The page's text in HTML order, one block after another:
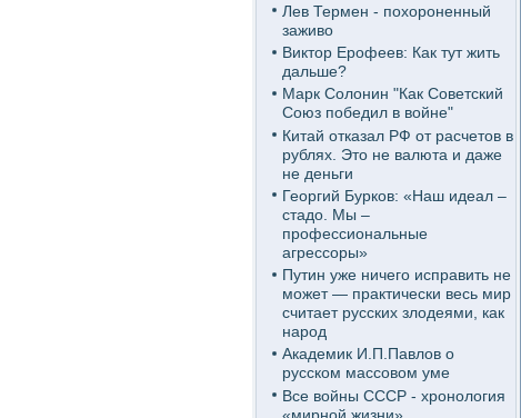
Лев Термен - похороненный
заживо
Виктор Ерофеев: Как тут жить
дальше?
Марк Солонин "Как Советский
Союз победил в войне"
Китай отказал РФ от расчетов в
рублях. Это не валюта и даже
не деньги
Георгий Бурков: «Наш идеал –
стадо. Мы –
профессиональные
агрессоры»
Путин уже ничего исправить не
может — практически весь мир
считает русских злодеями, как
народ
Академик И.П.Павлов о
русском массовом уме
Все войны СССР - хронология
«мирной жизни»